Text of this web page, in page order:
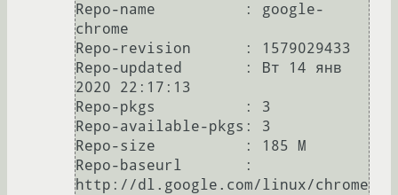
Repo-name          : google-
chrome
Repo-revision      : 1579029433
Repo-updated       : Вт 14 янв
2020 22:17:13
Repo-pkgs          : 3
Repo-available-pkgs: 3
Repo-size          : 185 M
Repo-baseurl       :
http://dl.google.com/linux/chrome